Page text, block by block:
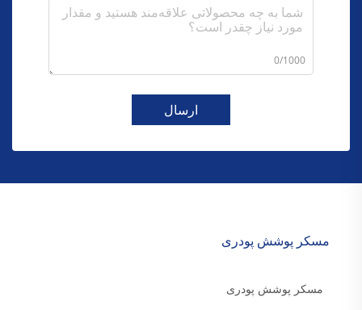
0/1000
ارسال
مسکر پوشش پودری
مسکر پوشش پودری